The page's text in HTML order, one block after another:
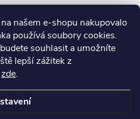
našem e-shopu nakupovalo
používá soubory cookies.
souhlasit a umožníte
lepší zážitek z
zde.